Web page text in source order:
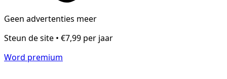
Geen advertenties meer
Steun de site • €7,99 per jaar
Word premium